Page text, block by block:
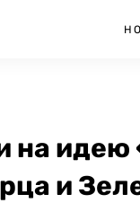
на
и